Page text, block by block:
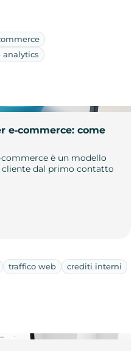
analytics
e‑commerce: come
è un modello
dal primo contatto
traffico web crediti interni